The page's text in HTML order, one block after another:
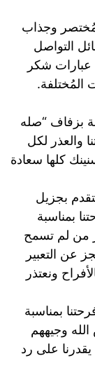
وجذاب
التواصل
عبارات شكر
المُختلفة.
بزفاف “صله
والعذر لكل
كلها سعادة
بجزيل
بمناسبة
من لم تسمح
عن التعبير
ونعتذر
بمناسبة
الله وجيههم
على رد